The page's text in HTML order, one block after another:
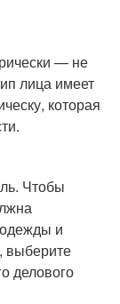
— не
лица имеет
которая
Чтобы
и
выберите
делового